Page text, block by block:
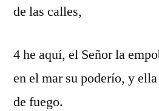
de las calles,
4 he aquí, el Señor la
en el mar su poderío, y
de fuego.